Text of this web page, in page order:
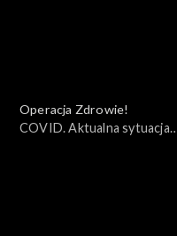
Operacja Zdrowie!
COVID. Aktualna sytuacja